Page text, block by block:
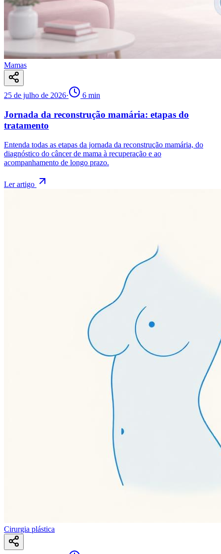
Mamas
25 de julho de 2026· 6 min
Jornada da reconstrução mamária: etapas do
tratamento
Entenda todas as etapas da jornada da reconstrução mamária, do
diagnóstico do câncer de mama à recuperação e ao
acompanhamento de longo prazo.
Ler artigo
Cirurgia plástica